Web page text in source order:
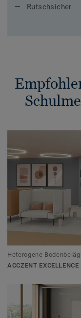
Rutschsicher
Heterogene
ACCZENT EXCELLENCE